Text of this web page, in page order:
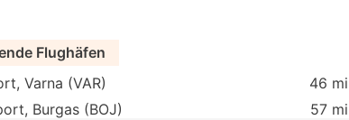
Flughäfen
Varna (VAR)
46 mi
Burgas (BOJ)
57 mi